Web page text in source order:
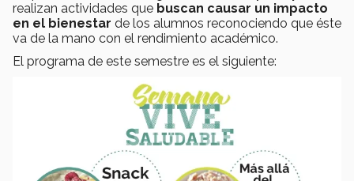
realizan actividades que buscan causar un impacto
en el bienestar de los alumnos reconociendo que éste
va de la mano con el rendimiento académico.
El programa de este semestre es el siguiente: